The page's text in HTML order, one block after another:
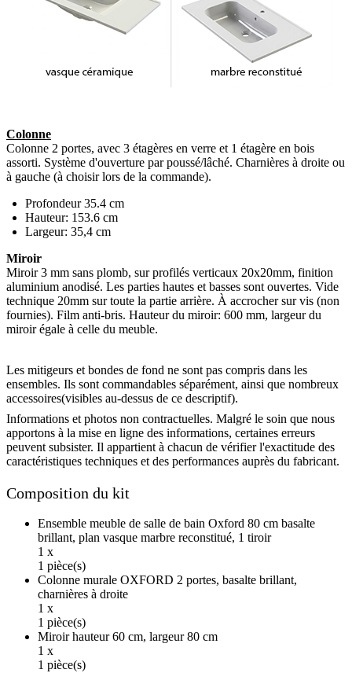
Colonne
Colonne 2 portes, avec 3 étagères en verre et 1 étagère en bois
assorti. Système d'ouverture par poussé/lâché. Charnières à droite ou
à gauche (à choisir lors de la commande).
Profondeur 35.4 cm
Hauteur: 153.6 cm
Largeur: 35,4 cm
Miroir
Miroir 3 mm sans plomb, sur profilés verticaux 20x20mm, finition
aluminium anodisé. Les parties hautes et basses sont ouvertes. Vide
technique 20mm sur toute la partie arrière. À accrocher sur vis (non
fournies). Film anti-bris. Hauteur du miroir: 600 mm, largeur du
miroir égale à celle du meuble.
Les mitigeurs et bondes de fond ne sont pas compris dans les
ensembles. Ils sont commandables séparément, ainsi que nombreux
accessoires(visibles au-dessus de ce descriptif).
Informations et photos non contractuelles. Malgré le soin que nous
apportons à la mise en ligne des informations, certaines erreurs
peuvent subsister. Il appartient à chacun de vérifier l'exactitude des
caractéristiques techniques et des performances auprès du fabricant.
Composition du kit
Ensemble meuble de salle de bain Oxford 80 cm basalte
brillant, plan vasque marbre reconstitué, 1 tiroir
1 x
1 pièce(s)
Colonne murale OXFORD 2 portes, basalte brillant,
charnières à droite
1 x
1 pièce(s)
Miroir hauteur 60 cm, largeur 80 cm
1 x
1 pièce(s)